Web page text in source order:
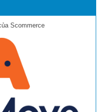
Scommerce